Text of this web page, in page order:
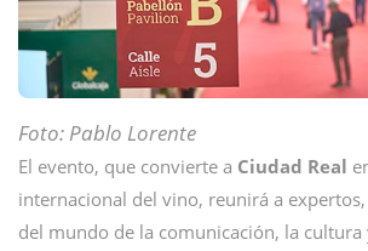
Foto: Pablo Lorente
El evento, que convierte a Ciudad Real
internacional del vino, reunirá a
del mundo de la comunicación, la cultura